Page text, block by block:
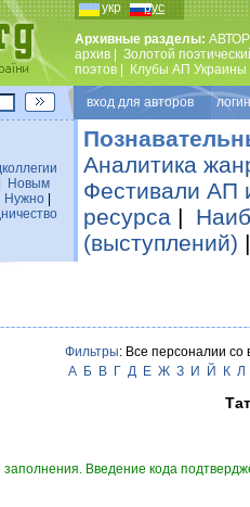
укр рус
Архивные разделы:
архив
Золотой
поэтов
Клубы АП Украины
вход для авторов
Новым
Нужно|
Аналитика
Фестивали АП
ресурса |
(выступлений)
Фильтры: Все персоналии со
А
Б В Г Д Е Ж З И Й К Л
Введение кода